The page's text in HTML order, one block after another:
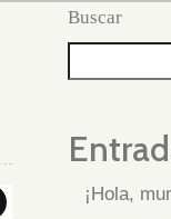
Buscar
¡Hola,